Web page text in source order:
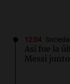
12:04
Así fue la
Messi